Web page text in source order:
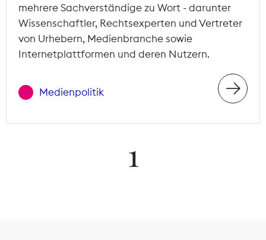
mehrere Sachverständige zu Wort - darunter
Wissenschaftler, Rechtsexperten und Vertreter
von Urhebern, Medienbranche sowie
Internetplattformen und deren Nutzern.
Medienpolitik
1